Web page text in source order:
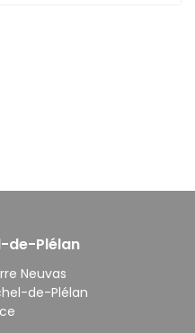
de-Plélan
Neuvas
de-Plélan